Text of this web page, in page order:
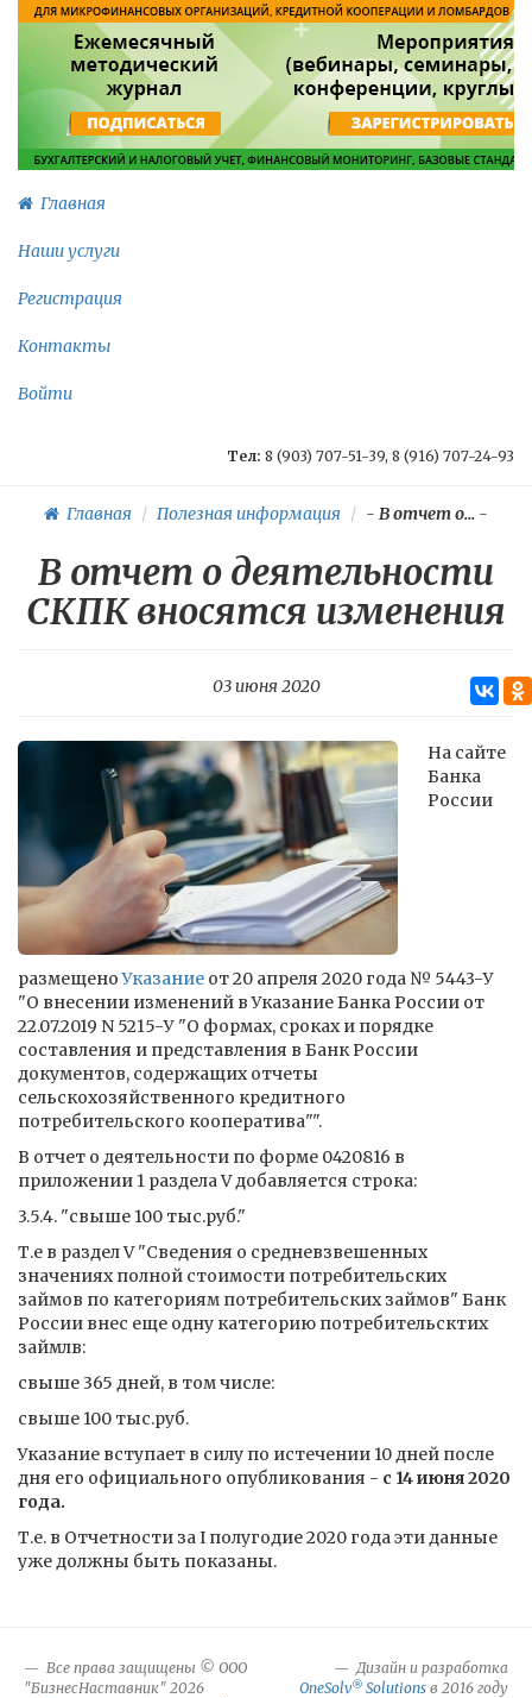
Главная
Наши услуги
Регистрация
Контакты
Войти
Тел: 8 (903) 707-51-39, 8 (916) 707-24-93
Главная Полезная информация - В отчет о... -
В отчет о деятельности
СКПК вносятся изменения
03 июня 2020
На сайте
Банка
России
размещеноУказание от 20 апреля 2020 года № 5443-У
"О внесении изменений в Указание Банка России от
22.07.2019 N 5215-У "О формах, сроках и порядке
составления и представления в Банк России
документов, содержащих отчеты
сельскохозяйственного кредитного
потребительского кооператива"".
В отчет о деятельности по форме 0420816 в
приложении 1 раздела V добавляется строка:
3.5.4. "свыше 100 тыс.руб."
Т.е в раздел V "Сведения о средневзвешенных
значениях полной стоимости потребительских
займов по категориям потребительских займов" Банк
России внес еще одну категорию потребительсктих
займлв:
свыше 365 дней, в том числе:
свыше 100 тыс.руб.
Указание вступает в силу по истечении 10 дней после
дня его официального опубликования - с 14 июня 2020
года.
Т.е. в Отчетности за I полугодие 2020 года эти данные
уже должны быть показаны.
Все права защищены © ООО
"БизнесНаставник" 2026
Дизайн и разработка
OneSolv® Solutions в 2016 году